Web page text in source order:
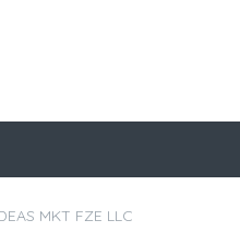
MKT FZE LLC